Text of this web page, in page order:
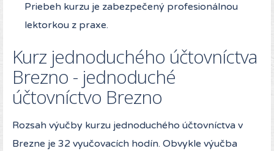
Priebeh kurzu je zabezpečený profesionálnou
lektorkou z praxe.
Kurz jednoduchého účtovníctva
Brezno - jednoduché
účtovníctvo Brezno
Rozsah výučby kurzu jednoduchého účtovníctva v
Brezne je 32 vyučovacích hodín. Obvykle výučba